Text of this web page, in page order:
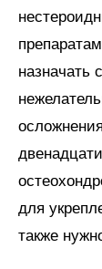
назначать
для
также